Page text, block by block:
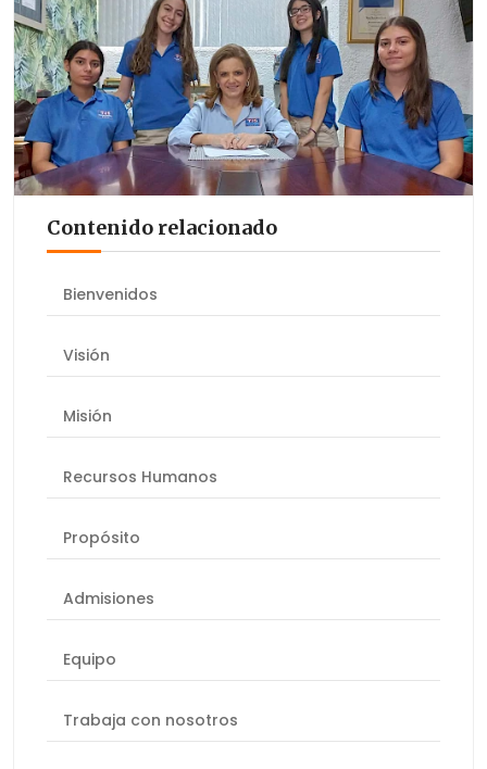
Contenido relacionado
Bienvenidos
Visión
Misión
Recursos Humanos
Propósito
Admisiones
Equipo
Trabaja con nosotros